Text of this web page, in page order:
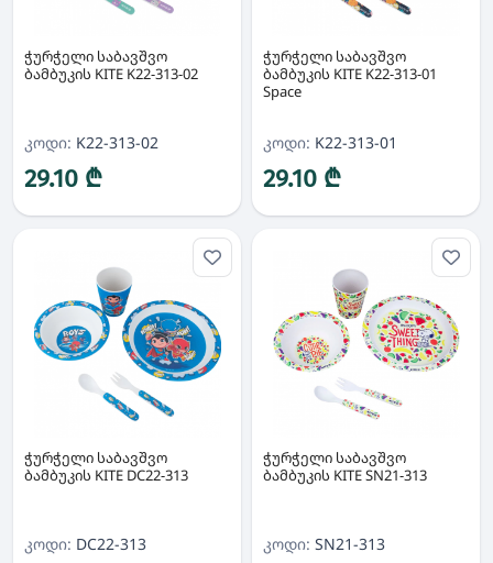
ჭურჭელი საბავშვო
ბამბუკის KITE K22-313-02
კოდი: K22-313-02
29.10 ₾
ჭურჭელი საბავშვო
ბამბუკის KITE K22-313-01
Space
კოდი: K22-313-01
29.10 ₾
ჭურჭელი საბავშვო
ბამბუკის KITE DC22-313
კოდი: DC22-313
ჭურჭელი საბავშვო
ბამბუკის KITE SN21-313
კოდი: SN21-313